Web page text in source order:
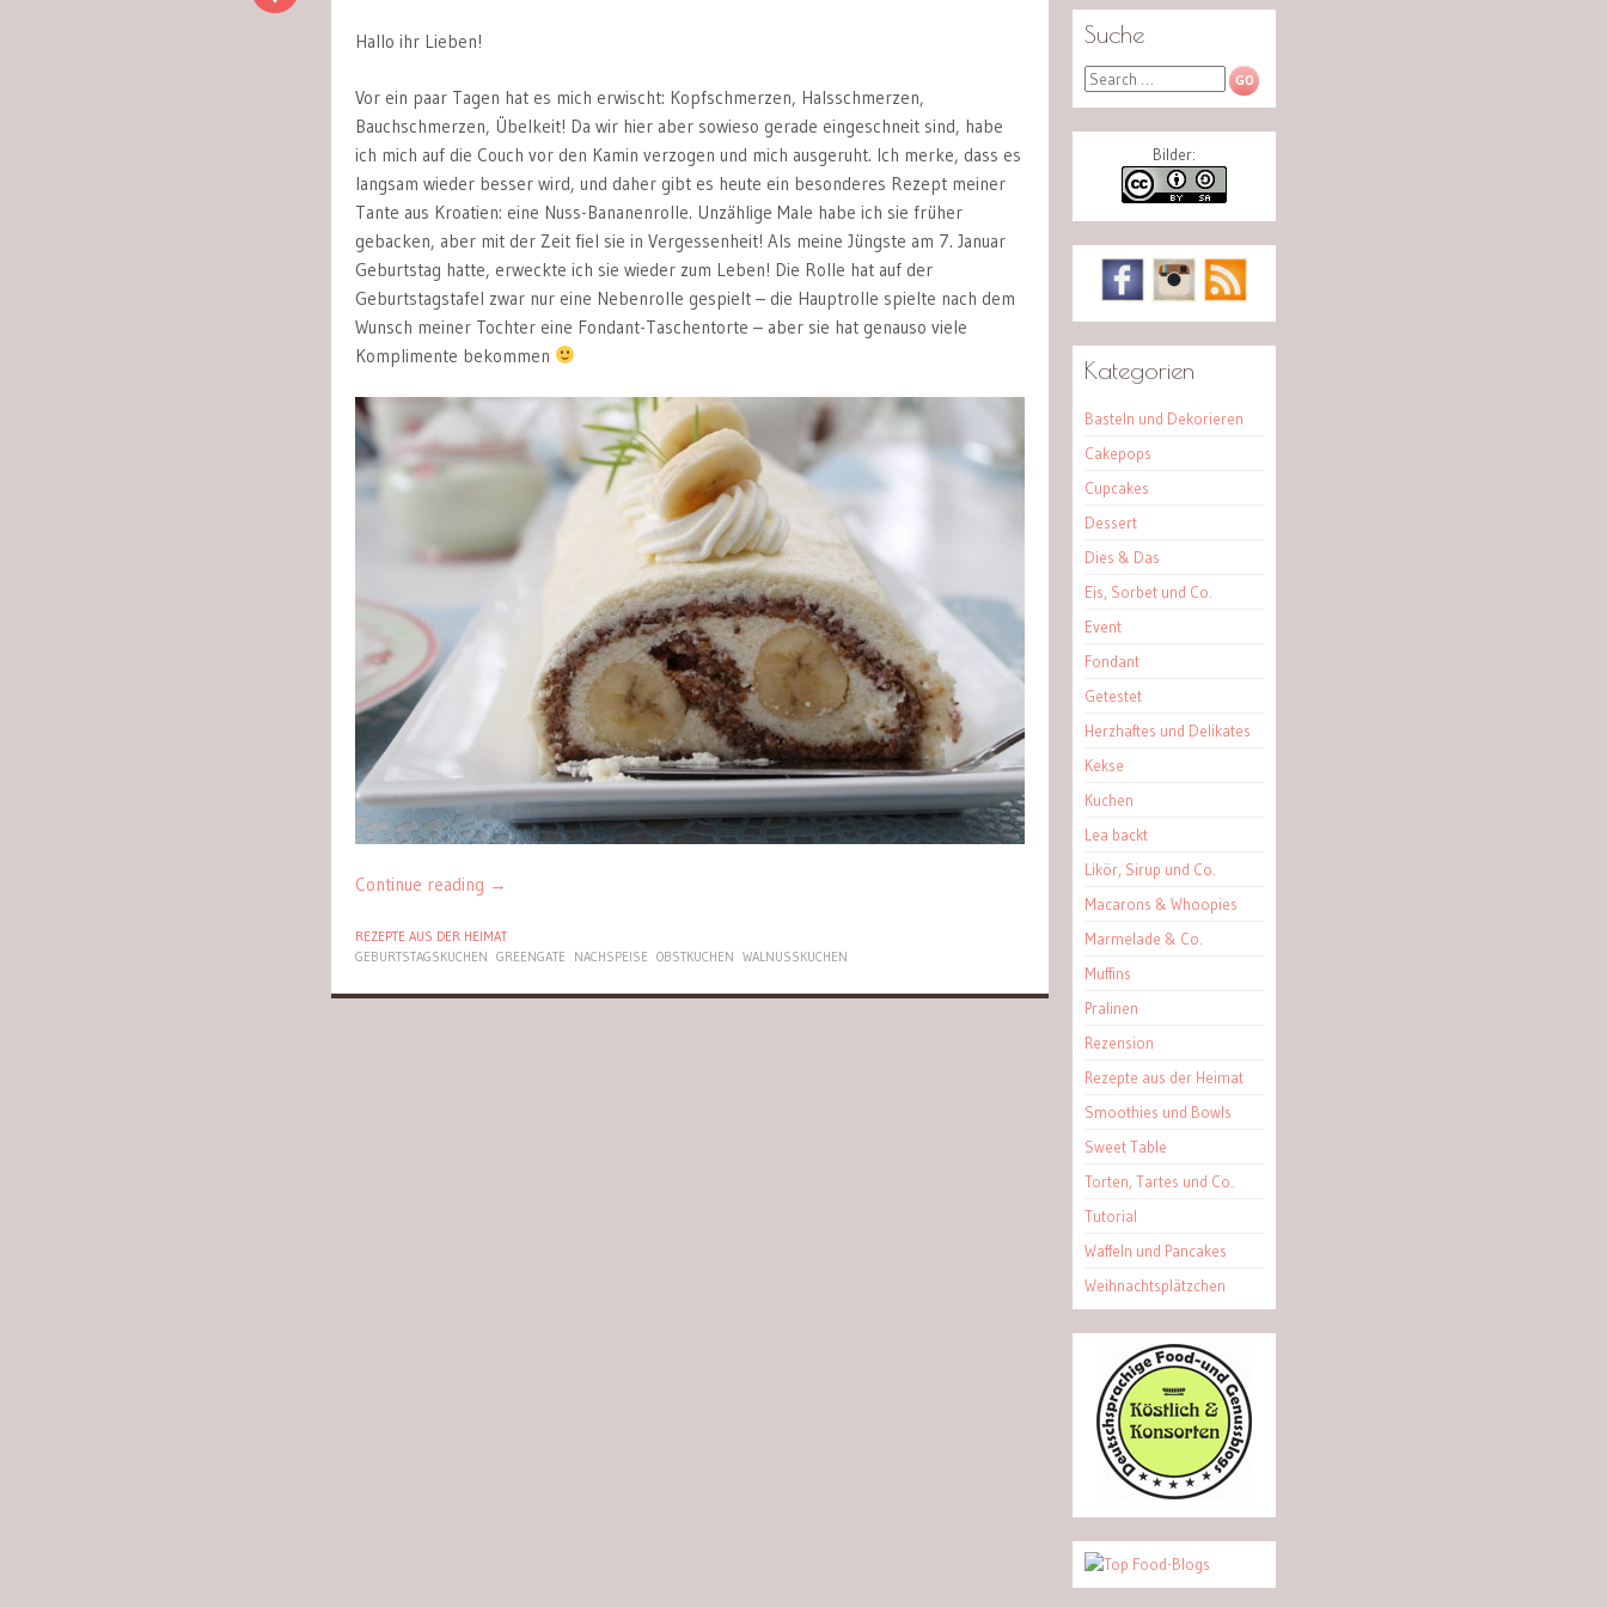
Hallo ihr Lieben!
Vor ein paar Tagen hat es mich erwischt: Kopfschmerzen, Halsschmerzen,
Bauchschmerzen, Übelkeit! Da wir hier aber sowieso gerade eingeschneit sind, habe
ich mich auf die Couch vor den Kamin verzogen und mich ausgeruht. Ich merke, dass es
langsam wieder besser wird, und daher gibt es heute ein besonderes Rezept meiner
Tante aus Kroatien: eine Nuss-Bananenrolle. Unzählige Male habe ich sie früher
gebacken, aber mit der Zeit fiel sie in Vergessenheit! Als meine Jüngste am 7. Januar
Geburtstag hatte, erweckte ich sie wieder zum Leben! Die Rolle hat auf der
Geburtstagstafel zwar nur eine Nebenrolle gespielt – die Hauptrolle spielte nach dem
Wunsch meiner Tochter eine Fondant-Taschentorte – aber sie hat genauso viele
Komplimente bekommen
Continue reading →
REZEPTE AUS DER HEIMAT
GEBURTSTAGSKUCHEN GREENGATE NACHSPEISE OBSTKUCHEN WALNUSSKUCHEN
Suche
Search
Bilder:
Kategorien
Basteln und Dekorieren
Cakepops
Cupcakes
Dessert
Dies & Das
Eis, Sorbet und Co.
Event
Fondant
Getestet
Herzhaftes und Delikates
Kekse
Kuchen
Lea backt
Likör, Sirup und Co.
Macarons & Whoopies
Marmelade & Co.
Muffins
Pralinen
Rezension
Rezepte aus der Heimat
Smoothies und Bowls
Sweet Table
Torten, Tartes und Co.
Tutorial
Waffeln und Pancakes
Weihnachtsplätzchen